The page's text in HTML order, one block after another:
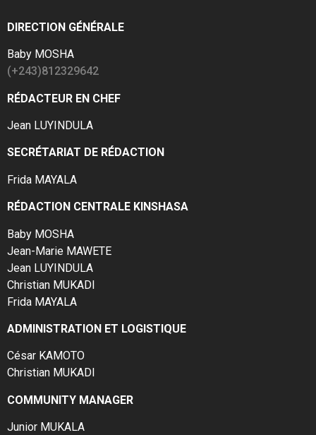
DIRECTION GÉNÉRALE
Baby MOSHA
(+243)812329642
RÉDACTEUR EN CHEF
Jean LUYINDULA
SECRÉTARIAT DE RÉDACTION
Frida MAYALA
RÉDACTION CENTRALE KINSHASA
Baby MOSHA
Jean-Marie MAWETE
Jean LUYINDULA
Christian MUKADI
Frida MAYALA
ADMINISTRATION ET LOGISTIQUE
César KAMOTO
Christian MUKADI
COMMUNITY MANAGER
Junior MUKALA